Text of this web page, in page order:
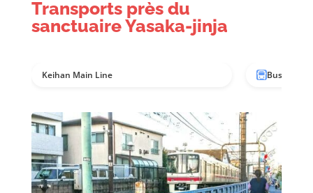
Transports près du
sanctuaire Yasaka-jinja
Keihan Main Line Bus